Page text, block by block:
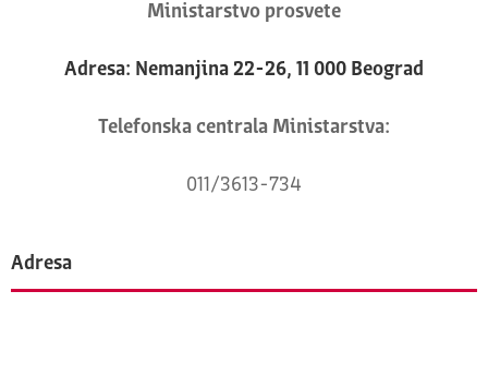
Ministarstvo prosvete
Adresa: Nemanjina 22-26, 11 000 Beograd
Telefonska centrala Ministarstva:
011/3613-734
Adresa